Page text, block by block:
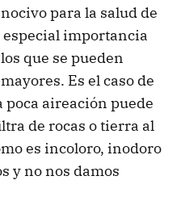
para la salud de
especial importancia
que se pueden
Es el caso de
aireación puede
de rocas o tierra al
es incoloro, inodoro
y no nos damos